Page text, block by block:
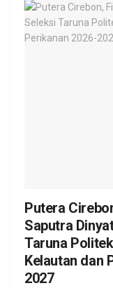
Putera
Saputra
Taruna
Kelautan dan
2027